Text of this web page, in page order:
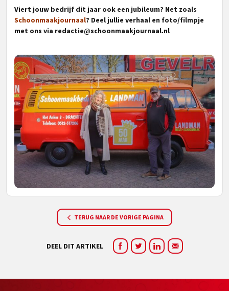
Viert jouw bedrijf dit jaar ook een jubileum? Net zoals
Schoonmaakjournaal? Deel jullie verhaal en foto/filmpje
met ons via redactie@schoonmaakjournaal.nl
TERUG NAAR DE VORIGE PAGINA
DEEL DIT ARTIKEL